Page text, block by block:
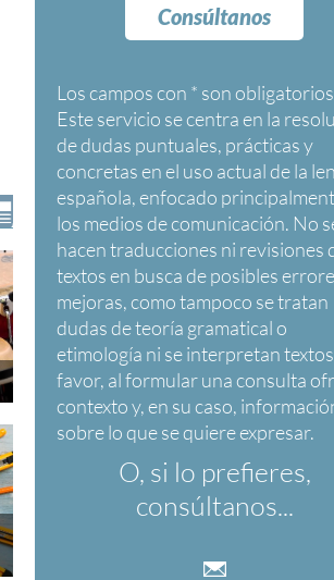
Consúltanos
Los campos con * son obligatorios
O, si lo prefieres,
consúltanos...